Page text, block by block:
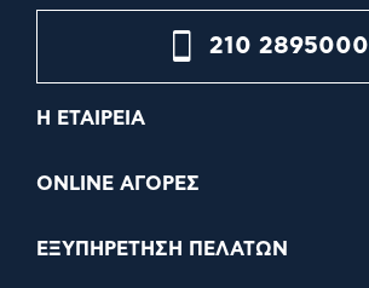
210 2895000
Η ΕΤΑΙΡΕΙΑ
ONLINE ΑΓΟΡΕΣ
ΕΞΥΠΗΡΕΤΗΣΗ ΠΕΛΑΤΩΝ